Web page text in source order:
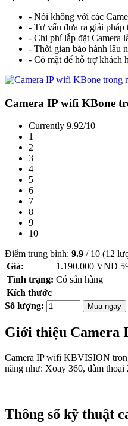
- Nói không với các
- Tư vấn đưa ra giải pháp
- Chi phí lắp đặt Camera
- Thời gian bảo hành lâu
- Có mặt để hỗ trợ khách
Camera IP wifi KBone
Currently 9.92/10
1
2
3
4
5
6
7
8
9
10
Điểm trung bình: 9.9 / 10 (12
Giá:
1.190.000 VNĐ
Tình trạng: Có sẵn hàng
Kích thước
Số lượng:
Mua ngay
Giới thiệu Camera
Camera IP wifi KBVISION
năng như: Xoay 360, đàm thoại
Thông số kỹ thuật